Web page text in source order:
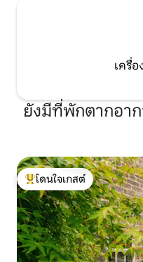
เครื่
ยังมีที่พักตากอาก
โดนใจเกสต์ที่สุด
โดนใจเกสต์